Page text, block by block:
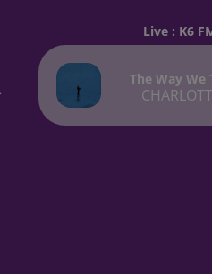
Live : K6
The Way We